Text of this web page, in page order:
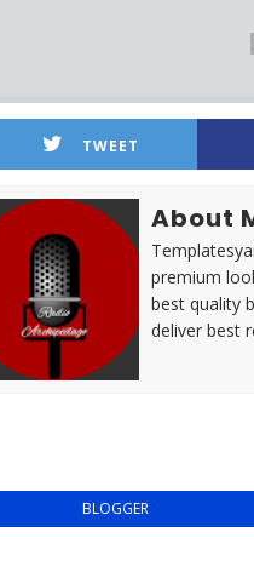
TWEET
About
premium
best quality
deliver best
BLOGGER